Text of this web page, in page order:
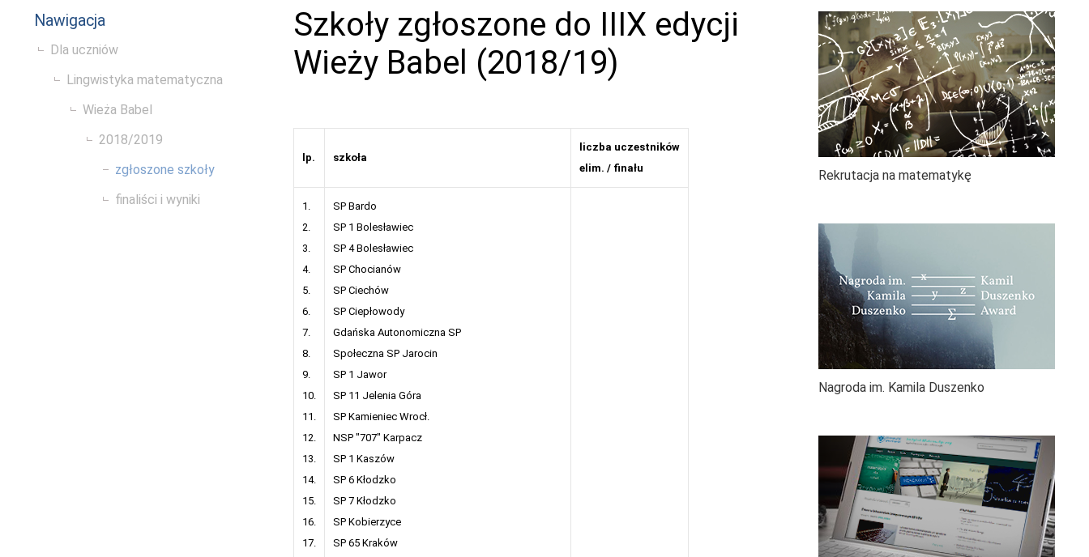
Nawigacja
Dla uczniów
Lingwistyka matematyczna
Wieża Babel
2018/2019
zgłoszone szkoły
finaliści i wyniki
Szkoły zgłoszone do IIIX edycji
Wieży Babel (2018/19)
lp. szkoła
liczba uczestników
elim. / finału
1.
2.
3.
4.
5.
6.
7.
8.
9.
10.
11.
12.
13.
14.
15.
16.
17.
SP Bardo
SP 1 Bolesławiec
SP 4 Bolesławiec
SP Chocianów
SP Ciechów
SP Ciepłowody
Gdańska Autonomiczna SP
Społeczna SP Jarocin
SP 1 Jawor
SP 11 Jelenia Góra
SP Kamieniec Wrocł.
NSP "707" Karpacz
SP 1 Kaszów
SP 6 Kłodzko
SP 7 Kłodzko
SP Kobierzyce
SP 65 Kraków
Rekrutacja na matematykę
Nagroda im. Kamila Duszenko